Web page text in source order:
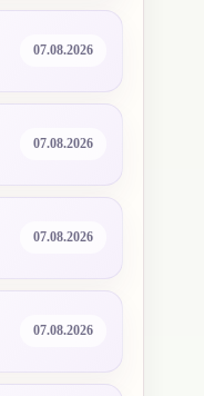
07.08.2026
07.08.2026
07.08.2026
07.08.2026